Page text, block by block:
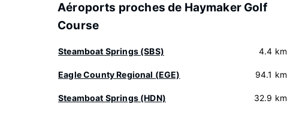
Aéroports proches de Haymaker Golf
Course
Steamboat Springs (SBS) 4.4 km
Eagle County Regional (EGE) 94.1 km
Steamboat Springs (HDN) 32.9 km